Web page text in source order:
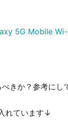
5G Mobile Wi-
きか？参考にし
れています↓